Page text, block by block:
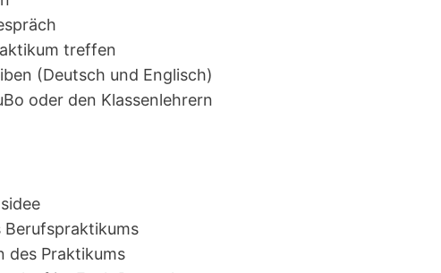
treffen
(Deutsch und Englisch)
oder den Klassenlehrern
Berufspraktikums
des Praktikums